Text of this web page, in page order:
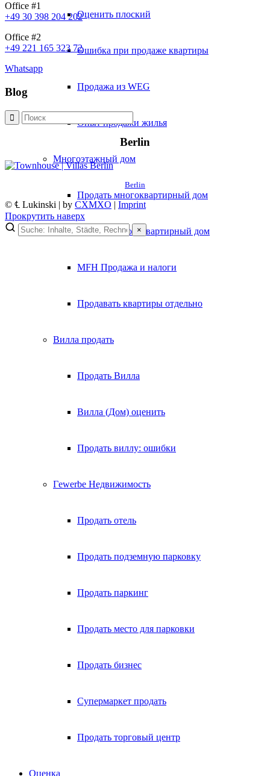
Оценить плоский
Ошибка при продаже квартиры
Продажа из WEG
Опыт продажи жилья
Многоэтажный дом
Продать многоквартирный дом
Оценить многоквартирный дом
MFH Продажа и налоги
Продавать квартиры отдельно
Вилла продать
Продать Вилла
Вилла (Дом) оценить
Продать виллу: ошибки
Гewerbe Недвижимость
Продать отель
Продать подземную парковку
Продать паркинг
Продать место для парковки
Продать бизнес
Супермаркет продать
Продать торговый центр
Оценка
Office #1
+49 30 398 204 202
Office #2
+49 221 165 323 72
Whatsapp
Blog
Berlin
Berlin
© ℄ Lukinski | by CXMXO | Imprint
Прокрутить наверх
×